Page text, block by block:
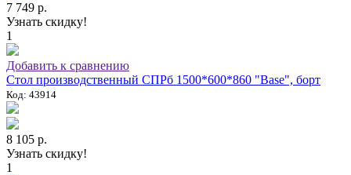
7 749 р.
Узнать скидку!
1
Добавить к сравнению
Стол производственный СПРб 1500*600*860 "Base", борт
Код: 43914
8 105 р.
Узнать скидку!
1